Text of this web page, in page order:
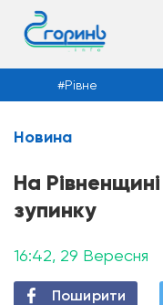
Новини
Рівне
Новина
На
зупинку
16:42, 29 Вересня
Поширити